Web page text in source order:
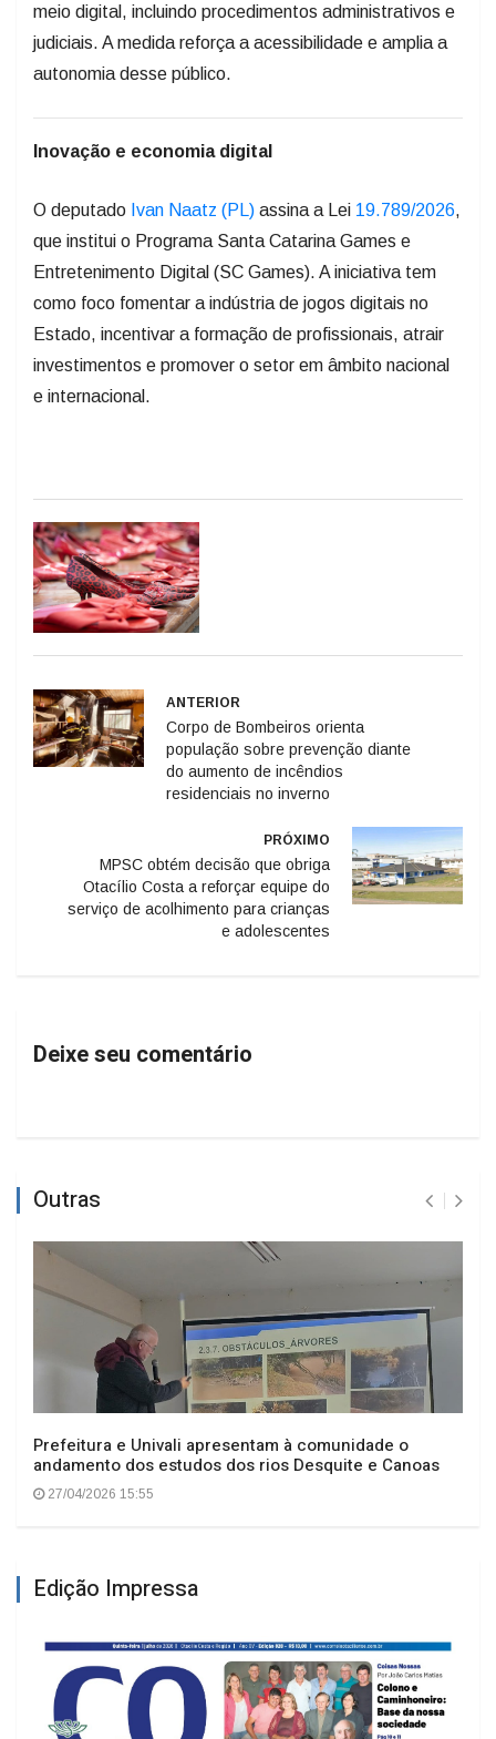
meio digital, incluindo procedimentos administrativos e
judiciais. A medida reforça a acessibilidade e amplia a
autonomia desse público.
Inovação e economia digital
O deputado Ivan Naatz (PL) assina a Lei 19.789/2026
que institui o Programa Santa Catarina Games e
Entretenimento Digital (SC Games). A iniciativa tem
como foco fomentar a indústria de jogos digitais no
Estado, incentivar a formação de profissionais, atrair
investimentos e promover o setor em âmbito nacional
e internacional.
ANTERIOR
Corpo de Bombeiros orienta
população sobre prevenção diante
do aumento de incêndios
residenciais no inverno
PRÓXIMO
MPSC obtém decisão que obriga
Otacílio Costa a reforçar equipe do
serviço de acolhimento para crianças
e adolescentes
Deixe seu comentário
Outras
Prefeitura e Univali apresentam à comunidade o
andamento dos estudos dos rios Desquite e Canoas
27/04/2026 15:55
Edição Impressa